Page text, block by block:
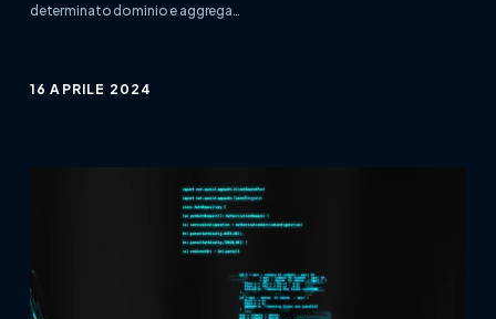
determinato dominio e aggrega…
16 APRILE 2024